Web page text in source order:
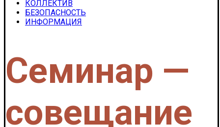
КОЛЛЕКТИВ
БЕЗОПАСНОСТЬ
ИНФОРМАЦИЯ
Семинар —
совещание